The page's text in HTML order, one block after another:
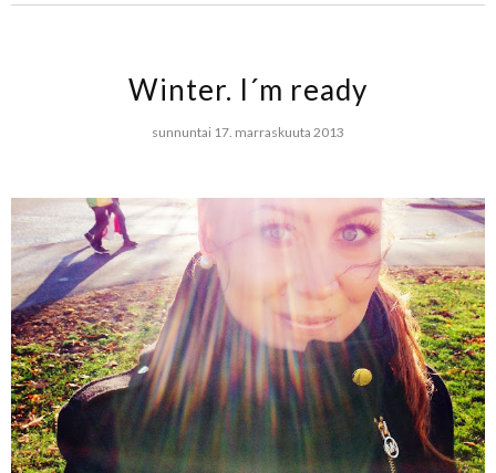
Winter. I´m ready
sunnuntai 17. marraskuuta 2013